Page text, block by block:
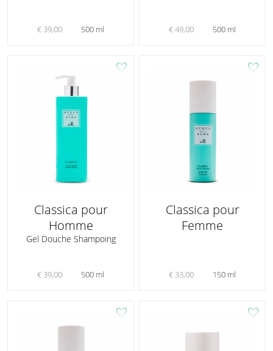
€ 39,00 500 ml € 49,00 500 ml
favorite
Classica pour
Homme
Gel Douche Shampoing
€ 39,00 500 ml
favorite
Classica pour
Femme
€ 33,00 150 ml
favorite favorite